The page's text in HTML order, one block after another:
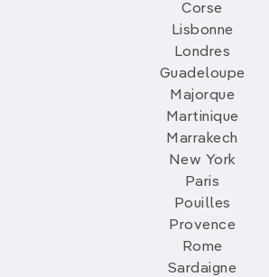
Corse
Lisbonne
Londres
Guadeloupe
Majorque
Martinique
Marrakech
New York
Paris
Pouilles
Provence
Rome
Sardaigne